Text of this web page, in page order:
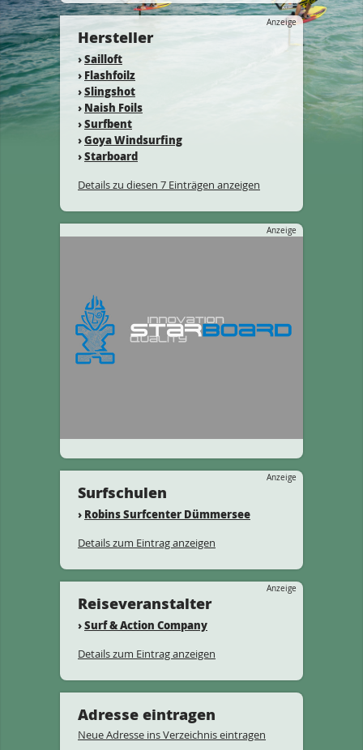
Anzeige
Hersteller
›Sailloft
› Flashfoilz
›Slingshot
› Naish Foils
›Surfbent
›Goya Windsurfing
›Starboard
Details zu diesen 7 Einträgen anzeigen
Anzeige
Anzeige
Surfschulen
› Robins Surfcenter Dümmersee
Details zum Eintrag anzeigen
Anzeige
Reiseveranstalter
›Surf & Action Company
Details zum Eintrag anzeigen
Adresse eintragen
Neue Adresse ins Verzeichnis eintragen